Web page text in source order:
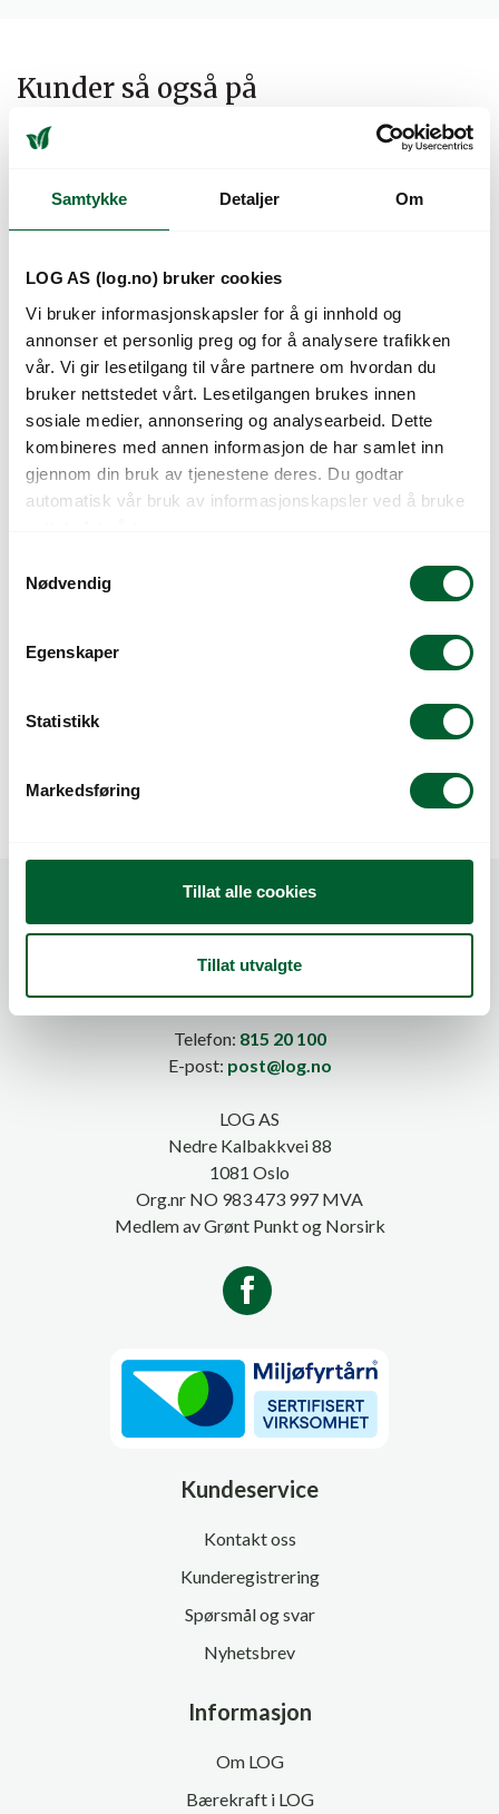
Samtykke Detaljer Om
LOG AS (log.no) bruker cookies
Vi bruker informasjonskapsler for å gi innhold og
annonser et personlig preg og for å analysere trafikken
vår. Vi gir lesetilgang til våre partnere om hvordan du
bruker nettstedet vårt. Lesetilgangen brukes innen
sosiale medier, annonsering og analysearbeid. Dette
kombineres med annen informasjon de har samlet inn
gjennom din bruk av tjenestene deres. Du godtar
automatisk vår bruk av informasjonskapsler ved å bruke
Nødvendig
Egenskaper
Statistikk
Markedsføring
Tillat alle cookies
Tillat utvalgte
Kunder så også på
BRETT MO 5H17 1096
(1200)
BRETT MO 6H/17
SORT 3306(1200)
NP 4006(2400)
6H12/13NP 4406
Telefon: 815 20 100
E-post: post@log.no
LOG AS
Nedre Kalbakkvei 88
1081 Oslo
Org.nr NO 983 473 997 MVA
Medlem av Grønt Punkt og Norsirk
Kundeservice
Kontakt oss
Kunderegistrering
Spørsmål og svar
Nyhetsbrev
Informasjon
Om LOG
Bærekraft i LOG